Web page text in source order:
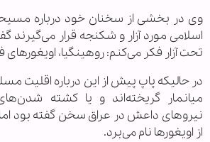
وی در بخشی از سخنان خود درباره
اسلامی مورد آزار و شکنجه قرار
تحت آزار فکر می‌کنم: روهینگیا، اویغورهای
در حالیکه پاپ پیش از این درباره اقلیت
میانمار گریخته‌اند و یا کشته
نیروهای داعش در عراق سخن گفته بود
از اویغورها نام می‌برد.